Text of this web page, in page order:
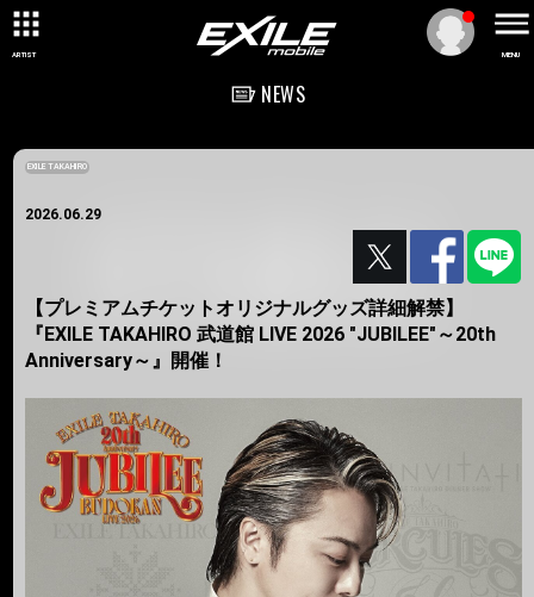
ARTIST MENU
NEWS
EXILE TAKAHIRO
2026.06.29
【プレミアムチケットオリジナルグッズ詳細解禁】
『EXILE TAKAHIRO 武道館 LIVE 2026 "JUBILEE"～20th
Anniversary～』開催！